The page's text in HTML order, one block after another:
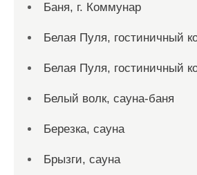
Баня, г. Коммунар
Белая Пуля, гостиничный
Белая Пуля, гостиничный
Белый волк, сауна-баня
Березка, сауна
Брызги, сауна